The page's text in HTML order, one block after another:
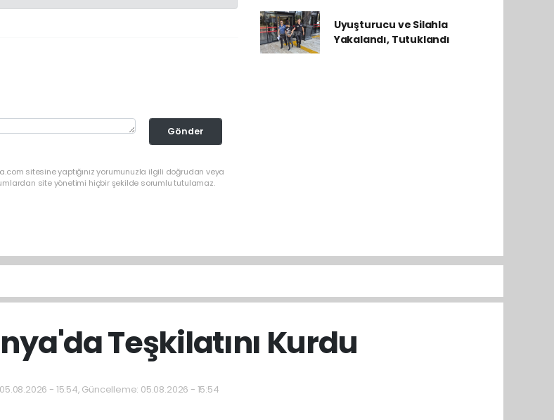
Gönder
sitesine yaptığınız yorumunuzla ilgili doğrudan veya
site yönetimi hiçbir şekilde sorumlu tutulamaz.
Uyuşturucu ve Silahla
Yakalandı, Tutuklandı
Teşkilatını Kurdu
05.08.2026 - 15:54, Güncelleme: 05.08.2026 - 15:54